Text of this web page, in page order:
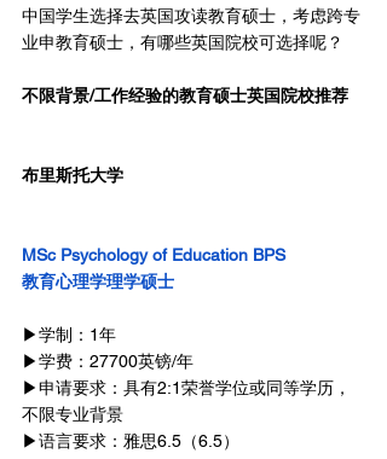
中国学生选择去英国攻读教育硕士，考虑跨专
业申教育硕士，有哪些英国院校可选择呢？
不限背景/工作经验的教育硕士英国院校推荐
布里斯托大学
MSc Psychology of Education BPS
教育心理学理学硕士
▶学制：1年
▶学费：27700英镑/年
▶申请要求：具有2:1荣誉学位或同等学历，
不限专业背景
▶语言要求：雅思6.5（6.5）